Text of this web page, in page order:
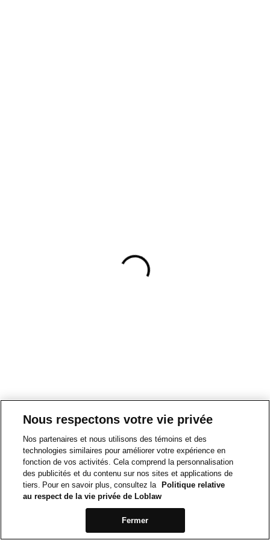
Nous respectons votre vie privée
Nos partenaires et nous utilisons des témoins et des
technologies similaires pour améliorer votre expérience en
fonction de vos activités. Cela comprend la personnalisation
des publicités et du contenu sur nos sites et applications de
tiers. Pour en savoir plus, consultez la
Politique relative
au respect de la vie privée de Loblaw
Fermer